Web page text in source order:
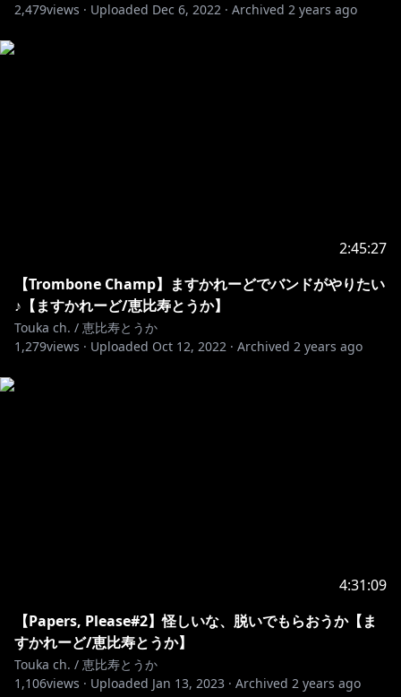
【ファンアート】＃えびすけっち
♥『ますかれーど』店舗コンセプトとルール 2020.10.1
ご理解頂きまして
ルールをお守り頂きますようお願い申し上げます。
・当店はご主人様同士のコミュニケーションをチャット
内で行う事に制限を設けておらず
・上記のルールをお守り頂けない方に関しては、スタッ
フの判断にて、アカウントブロック等をさせて頂く場合
がございます。
゜ﾟ +:｡.｡:+ ﾟ ゜ﾟ +:｡.｡.｡:+ ﾟ ゜ﾟ +:｡.｡:+ ﾟ ゜゜ﾟ +:｡.｡:+ ﾟ
2,479views · Uploaded Dec 6, 2022 · Archived 2 years ago
2:45:27
【Trombone Champ】ますかれーどでバンドがやりたい
♪【ますかれーど/恵比寿とうか】
Touka ch. / 恵比寿とうか
1,279views · Uploaded Oct 12, 2022 · Archived 2 years ago
4:31:09
【Papers, Please#2】怪しいな、脱いでもらおうか【ま
すかれーど/恵比寿とうか】
Touka ch. / 恵比寿とうか
1,106views · Uploaded Jan 13, 2023 · Archived 2 years ago